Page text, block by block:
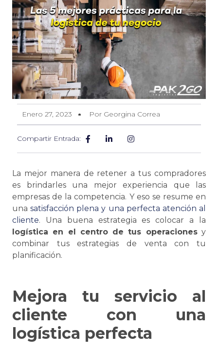
Enero 27, 2023 Por Georgina Correa
Compartir Entrada:
La mejor manera de retener a tus compradores
es brindarles una mejor experiencia que las
empresas de la competencia. Y eso se resume en
una satisfacción plena y una perfecta atención al
cliente. Una buena estrategia es colocar a la
logística en el centro de tus operacionesy
combinar tus estrategias de venta con tu
planificación.
Mejora tu servicio al
cliente con una
logística perfecta